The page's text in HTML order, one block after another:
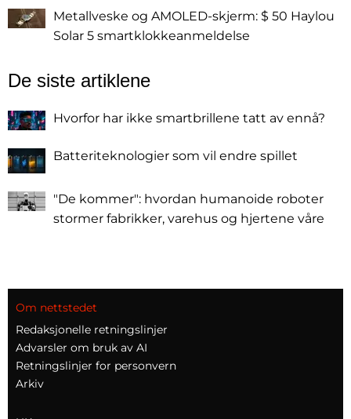
Metallveske og AMOLED-skjerm: $ 50 Haylou
Solar 5 smartklokkeanmeldelse
De siste artiklene
Hvorfor har ikke smartbrillene tatt av ennå?
Batteriteknologier som vil endre spillet
"De kommer": hvordan humanoide roboter
stormer fabrikker, varehus og hjertene våre
Om nettstedet
Redaksjonelle retningslinjer
Advarsler om bruk av AI
Retningslinjer for personvern
Arkiv